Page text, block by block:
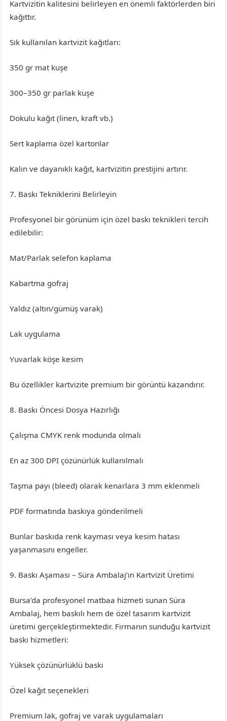
Kartvizitin kalitesini belirleyen en önemli faktörlerden biri
kağıttır.
Sık kullanılan kartvizit kağıtları:
350 gr mat kuşe
300–350 gr parlak kuşe
Dokulu kağıt (linen, kraft vb.)
Sert kaplama özel kartonlar
Kalın ve dayanıklı kağıt, kartvizitin prestijini artırır.
7. Baskı Tekniklerini Belirleyin
Profesyonel bir görünüm için özel baskı teknikleri tercih
edilebilir:
Mat/Parlak selefon kaplama
Kabartma gofraj
Yaldız (altın/gümüş varak)
Lak uygulama
Yuvarlak köşe kesim
Bu özellikler kartvizite premium bir görüntü kazandırır.
8. Baskı Öncesi Dosya Hazırlığı
Çalışma CMYK renk modunda olmalı
En az 300 DPI çözünürlük kullanılmalı
Taşma payı (bleed) olarak kenarlara 3 mm eklenmeli
PDF formatında baskıya gönderilmeli
Bunlar baskıda renk kayması veya kesim hatası
yaşanmasını engeller.
9. Baskı Aşaması – Süra Ambalaj’ın Kartvizit Üretimi
Bursa’da profesyonel matbaa hizmeti sunan Süra
Ambalaj, hem baskılı hem de özel tasarım kartvizit
üretimi gerçekleştirmektedir. Firmanın sunduğu kartvizit
baskı hizmetleri:
Yüksek çözünürlüklü baskı
Özel kağıt seçenekleri
Premium lak, gofraj ve varak uygulamaları